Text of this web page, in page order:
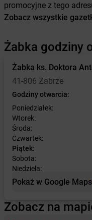
promocyjne z tego
Zobacz wszystkie
Żabka godziny
Żabka ks. Doktora
41-806 Zabrze
Godziny otwarcia:
Poniedziałek:
Wtorek:
Środa:
Czwartek:
Piątek:
Sobota:
Niedziela:
Pokaż w Google Maps
Zobacz na